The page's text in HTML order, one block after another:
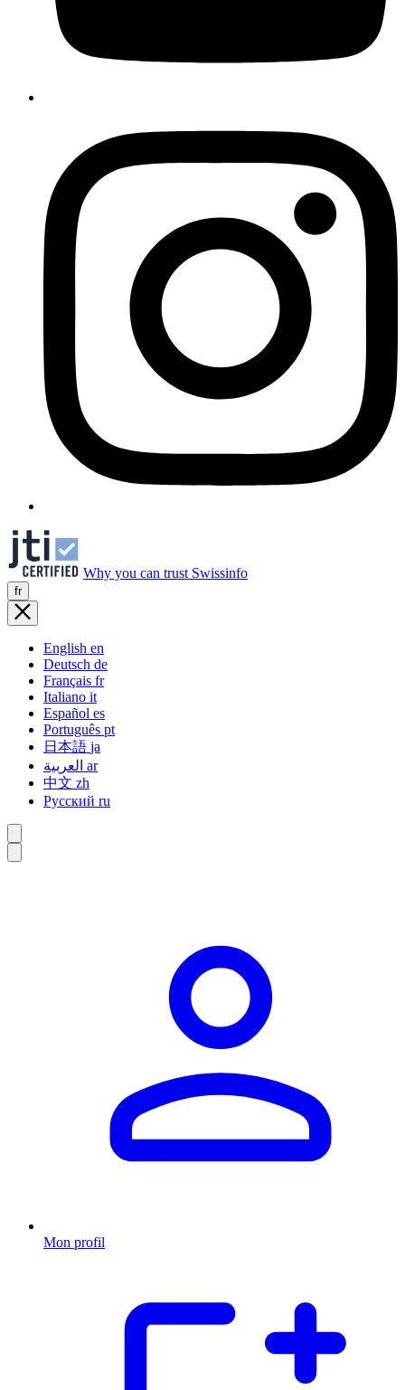
Why you can trust Swissinfo
fr
English en
Deutsch de
Français fr
Italiano it
Español es
Português pt
日本語 ja
ar
中文 zh
Русский ru
Mon profil